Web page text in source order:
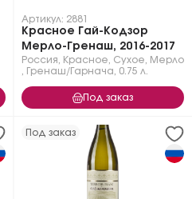
Артикул: 2881
Красное Гай-Кодзор
Мерло-Гренаш, 2016-2017
Россия Красное Сухое
Мерло
Гренаш/Гарнача 0.75 л.
Под заказ
Под заказ